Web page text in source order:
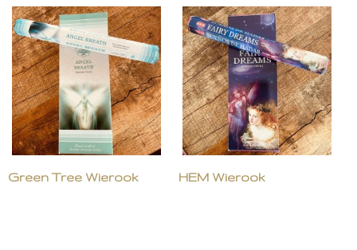
Green Tree Wierook HEM Wierook